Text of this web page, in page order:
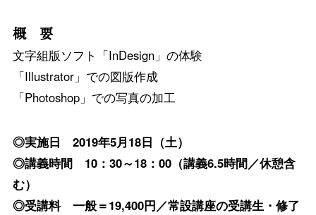
概 要
文字組版ソフト「InDesign」の体験
「Illustrator」での図版作成
「Photoshop」での写真の加工
◎実施日 2019年5月18日（土）
◎講義時間 10：30～18：00（講義6.5時間／休憩含
む）
◎受講料 一般＝19,400円／常設講座の受講生・修了